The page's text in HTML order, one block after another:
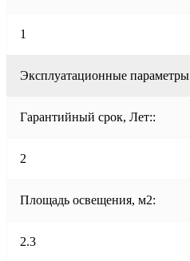
1
Эксплуатационные параметры
Гарантийный срок, Лет::
2
Площадь освещения, м2:
2.3